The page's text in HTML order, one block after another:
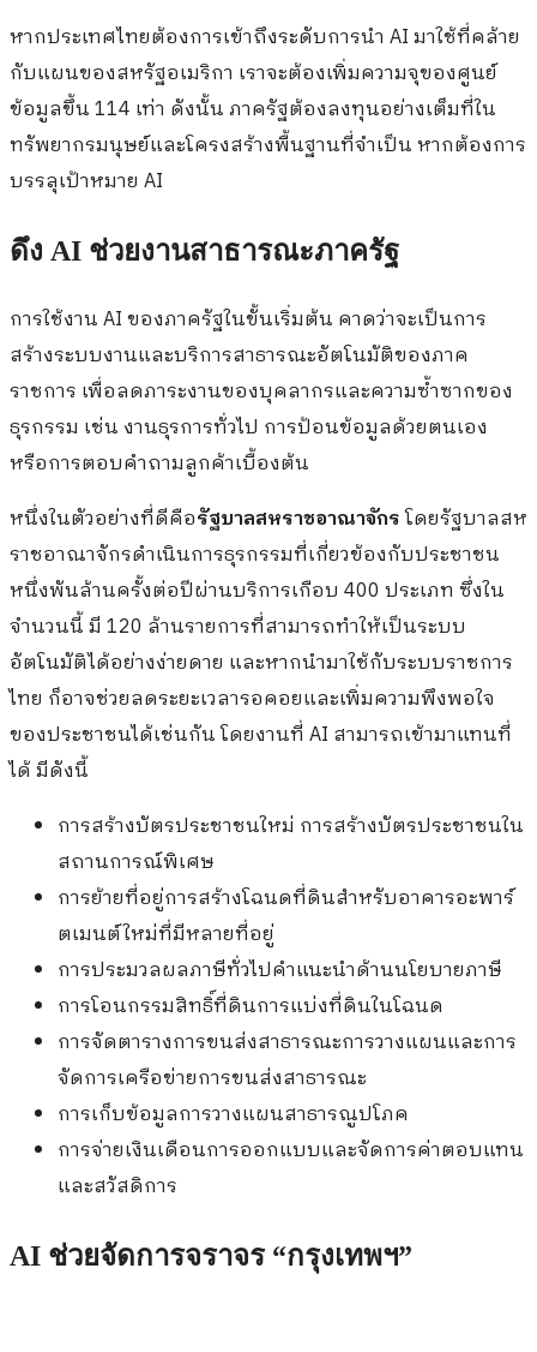
หากประเทศไทยต้องการเข้าถึงระดับการนำ AI มาใช้ที่คล้าย
กับแผนของสหรัฐอเมริกา เราจะต้องเพิ่มความจุของศูนย์
ข้อมูลขึ้น 114 เท่า ดังนั้น ภาครัฐต้องลงทุนอย่างเต็มที่ใน
ทรัพยากรมนุษย์และโครงสร้างพื้นฐานที่จำเป็น หากต้องการ
บรรลุเป้าหมาย AI
ดึง AI ช่วยงานสาธารณะภาครัฐ
การใช้งาน AI ของภาครัฐในขั้นเริ่มต้น คาดว่าจะเป็นการ
สร้างระบบงานและบริการสาธารณะอัตโนมัติของภาค
ราชการ เพื่อลดภาระงานของบุคลากรและความซ้ำซากของ
ธุรกรรม เช่น งานธุรการทั่วไป การป้อนข้อมูลด้วยตนเอง
หรือการตอบคำถามลูกค้าเบื้องต้น
หนึ่งในตัวอย่างที่ดีคือรัฐบาลสหราชอาณาจักรโดยรัฐบาลสห
ราชอาณาจักรดำเนินการธุรกรรมที่เกี่ยวข้องกับประชาชน
หนึ่งพันล้านครั้งต่อปีผ่านบริการเกือบ 400 ประเภท ซึ่งใน
จำนวนนี้ มี 120 ล้านรายการที่สามารถทำให้เป็นระบบ
อัตโนมัติได้อย่างง่ายดาย และหากนำมาใช้กับระบบราชการ
ไทย ก็อาจช่วยลดระยะเวลารอคอยและเพิ่มความพึงพอใจ
ของประชาชนได้เช่นกัน โดยงานที่ AI สามารถเข้ามาแทนที่
ได้ มีดังนี้
การสร้างบัตรประชาชนใหม่ การสร้างบัตรประชาชนใน
สถานการณ์พิเศษ
การย้ายที่อยู่การสร้างโฉนดที่ดินสำหรับอาคารอะพาร์
ตเมนต์ใหม่ที่มีหลายที่อยู่
การประมวลผลภาษีทั่วไปคำแนะนำด้านนโยบายภาษี
การโอนกรรมสิทธิ์ที่ดินการแบ่งที่ดินในโฉนด
การจัดตารางการขนส่งสาธารณะการวางแผนและการ
จัดการเครือข่ายการขนส่งสาธารณะ
การเก็บข้อมูลการวางแผนสาธารณูปโภค
การจ่ายเงินเดือนการออกแบบและจัดการค่าตอบแทน
และสวัสดิการ
AI ช่วยจัดการจราจร “กรุงเทพฯ”